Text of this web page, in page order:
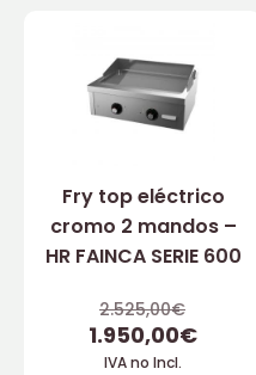
Fry top eléctrico
cromo 2 mandos –
HR FAINCA SERIE 600
2.525,00€
1.950,00€
IVA no Incl.